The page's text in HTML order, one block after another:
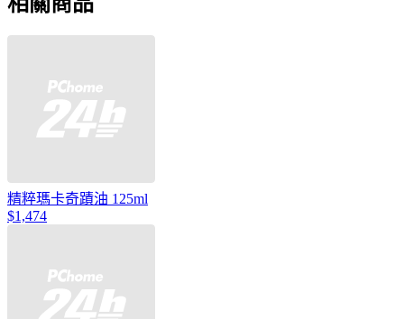
精粹瑪卡奇蹟油 125ml
$1,474